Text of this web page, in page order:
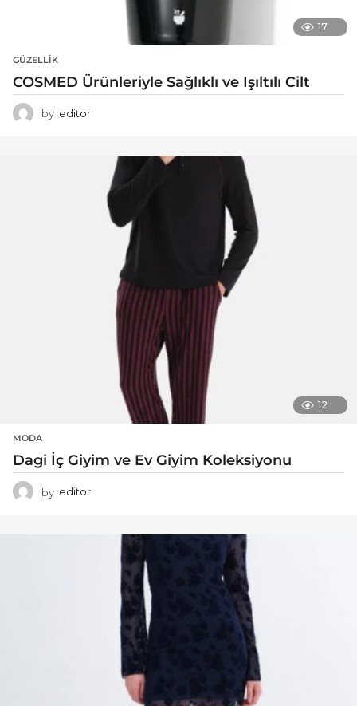
17
GÜZELLIK
COSMED Ürünleriyle Sağlıklı ve Işıltılı Cilt
by editor
12
MODA
Dagi İç Giyim ve Ev Giyim Koleksiyonu
by editor